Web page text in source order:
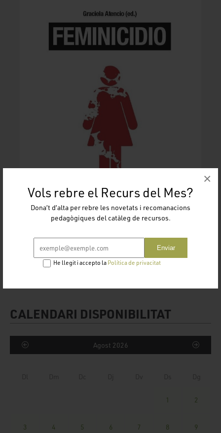
Vols rebre el Recurs del Mes?
Dona’t d’alta per rebre les novetats i recomanacions
pedagògiques del catàleg de recursos.
Enviar
He llegit i accepto la Política de privacitat
×
CALENDARI DISPONIBILITAT
Agost 2026
1 2
3 4 5 6 7 8 9